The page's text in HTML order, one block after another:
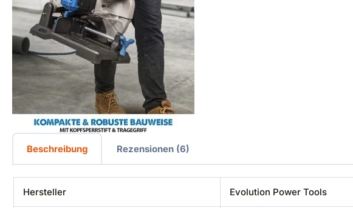
Beschreibung Rezensionen (6)
Hersteller ‎Evolution Power Tools